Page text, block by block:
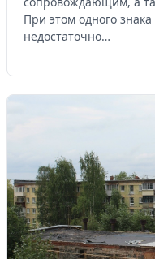
При этом одного
недостаточно…